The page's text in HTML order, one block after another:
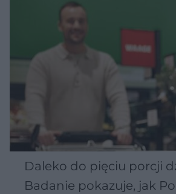
Daleko do pięciu porcji
Badanie pokazuje, jak